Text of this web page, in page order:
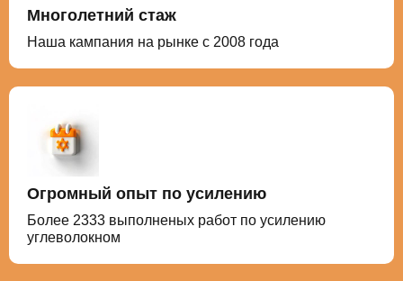
Многолетний стаж
Наша кампания на рынке с 2008 года
Огромный опыт по усилению
Более 2333 выполненых работ по усилению
углеволокном